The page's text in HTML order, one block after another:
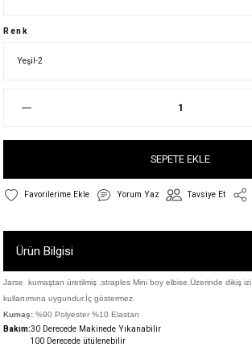
Renk
SEPETE EKLE
Yorum Yaz Tavsiye Et
Ürün Bilgisi
Jarse kumaştan üretilmiş ,straples Mini boy elbise.Üzerinde dikiş
kullanımına uygundur.İç göstermez.
Kumaş: %90 Polyester %10 Elastan
Bakım:30 Derecede Makinede Yıkanabilir
100 Derecede ütülenebilir